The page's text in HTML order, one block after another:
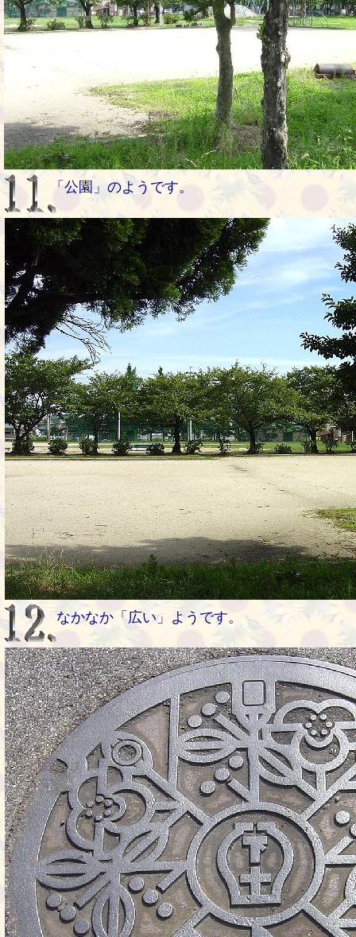
「公園」のようです。
なかなか「広い」ようです。